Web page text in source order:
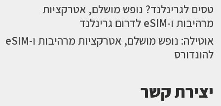
טסים לגרינלנד? נופש מושלם, אטרקציות
מרהיבות ו-eSIM לדרום גרינלנד
אוטילה: נופש מושלם, אטרקציות מרהיבות ו-eSIM
להונדורס
יצירת קשר